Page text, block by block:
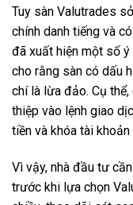
Tuy sàn Valutrades
chính danh tiếng và
đã xuất hiện một số
cho rằng sàn có dấu
chí là lừa đảo. Cụ
thiệp vào lệnh giao
tiền và khóa tài
Vì vậy, nhà đầu tư
trước khi lựa chọn